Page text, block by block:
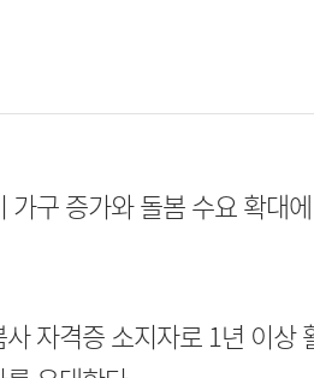
가구 증가와 돌봄 수요 확대
자격증 소지자로 1년 이상